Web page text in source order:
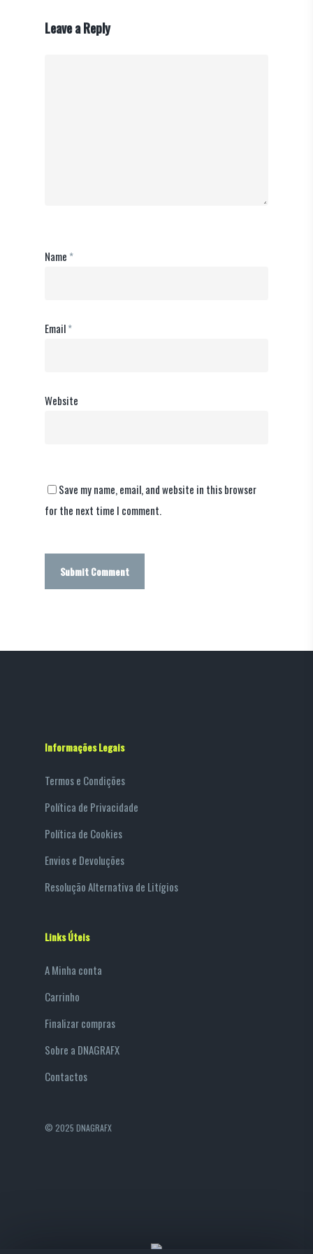
Leave a Reply
Name *
Email*
Website
Save my name, email, and website in this browser
for the next time I comment.
Informações Legais
Termos e Condições
Política de Privacidade
Política de Cookies
Envios e Devoluções
Resolução Alternativa de Litígios
Links Úteis
A Minha conta
Carrinho
Finalizar compras
Sobre a DNAGRAFX
Contactos
© 2025 DNAGRAFX